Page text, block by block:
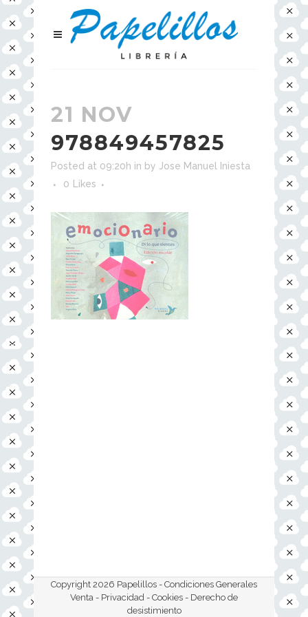
21 NOV
978849457825
Posted at 09:20h in by Jose Manuel Iniesta
0
Likes
Copyright 2026 Papelillos - Condiciones Generales
Venta - Privacidad - Cookies - Derecho de
desistimiento